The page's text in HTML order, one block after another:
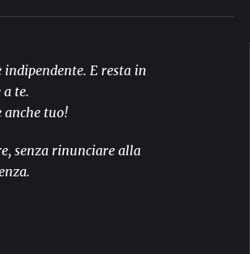
E resta in
te.
anche tuo!
senza rinunciare alla